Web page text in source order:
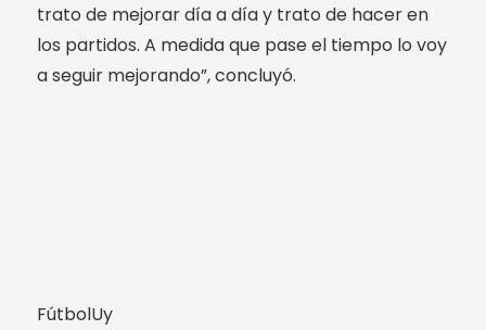
trato de mejorar día a día y trato de hacer en
los partidos. A medida que pase el tiempo lo voy
a seguir mejorando”, concluyó.
FútbolUy